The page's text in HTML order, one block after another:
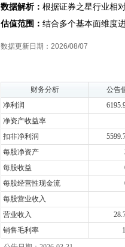
数据解析： 根据证券之星行业相
估值范围： 结合多个基本面维度
数据更新日期：2026/08/07
财务分析 公告
净利润
净资产收益率
扣非净利润
每股净资产
每股收益
每股经营性现金流
每股营业收入
营业收入
销售毛利率